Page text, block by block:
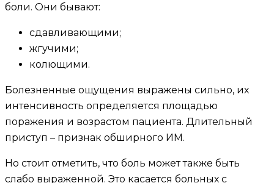
боли. Они бывают:
сдавливающими;
жгучими;
колющими.
Болезненные ощущения выражены сильно, их
интенсивность определяется площадью
поражения и возрастом пациента. Длительный
приступ – признак обширного ИМ.
Но стоит отметить, что боль может также быть
слабо выраженной. Это касается больных с